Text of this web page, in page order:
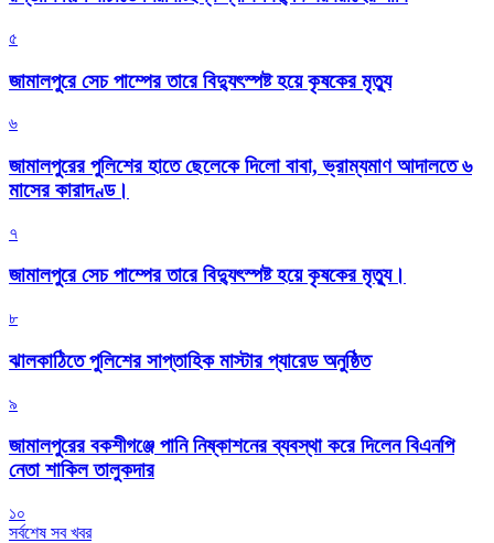
৫
জামালপুরে সেচ পাম্পের তারে বিদ্যুৎস্পষ্ট হয়ে কৃষকের মৃত্যু
৬
জামালপুরের পুলিশের হাতে ছেলেকে দিলো বাবা, ভ্রাম্যমাণ আদালতে ৬
মাসের কারাদণ্ড।
৭
জামালপুরে সেচ পাম্পের তারে বিদ্যুৎস্পষ্ট হয়ে কৃষকের মৃত্যু।
৮
‎ঝালকাঠিতে পুলিশের সাপ্তাহিক মাস্টার প্যারেড অনুষ্ঠিত
৯
জামালপুরের বকশীগঞ্জে পানি নিষ্কাশনের ব্যবস্থা করে দিলেন বিএনপি
নেতা শাকিল তালুকদার
১০
সর্বশেষ সব খবর